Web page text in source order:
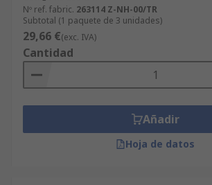
Nº ref. fabric. 263114 Z-NH-00/TR
Subtotal (1 paquete de 3 unidades)
29,66 €(exc. IVA)
Cantidad
Añadir
Hoja de datos